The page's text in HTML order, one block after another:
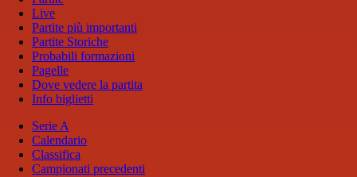
Live
Partite più importanti
Partite Storiche
Probabili formazioni
Pagelle
Dove vedere la partita
Info biglietti
Serie A
Calendario
Classifica
Campionati precedenti